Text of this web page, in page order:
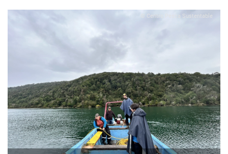
© Centro Pesca Sustentable